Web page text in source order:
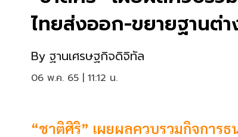
ไทยส่งออก-ขยายฐานต่า
By ฐานเศรษฐกิจดิจิทัล
06 พ.ค. 65 | 11:12 น.
“ชาติศิริ” เผยผลควบรวมกิจการ